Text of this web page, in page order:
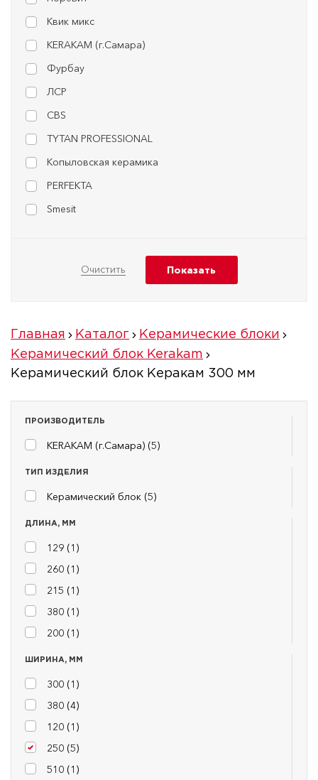
Квик микс
KERAKAM (г.Самара)
Фурбау
ЛСР
CBS
TYTAN PROFESSIONAL
Копыловская керамика
PERFEKTA
Smesit
Главная Каталог
Керамические блоки
Керамический блок Kerakam
Керамический блок Керакам 300 мм
ПРОИЗВОДИТЕЛЬ
KERAKAM (г.Самара) (5)
ТИП ИЗДЕЛИЯ
Керамический блок (5)
ДЛИНА, ММ
129 (1 )
260 (1 )
215 (1 )
380 (1 )
200 (1 )
ШИРИНА, ММ
300 (1 )
380 (4)
120 (1 )
250 (5)
510 (1 )